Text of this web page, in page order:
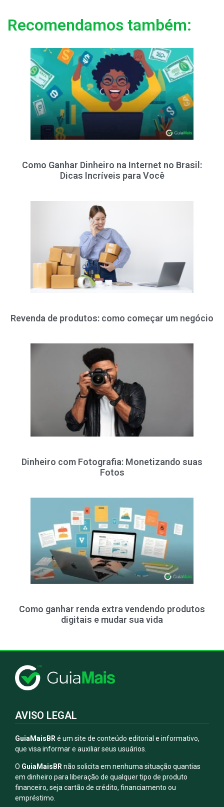
Recomendamos também:
Como Ganhar Dinheiro na Internet no Brasil:
Dicas Incríveis para Você
Revenda de produtos: como começar um negócio
Dinheiro com Fotografia: Monetizando suas
Fotos
Como ganhar renda extra vendendo produtos
digitais e mudar sua vida
AVISO LEGAL
GuiaMaisBR é um site de conteúdo editorial e informativo,
que visa informar e auxiliar seus usuários.
O GuiaMaisBR não solicita em nenhuma situação quantias
em dinheiro para liberação de qualquer tipo de produto
financeiro, seja cartão de crédito, financiamento ou
empréstimo.